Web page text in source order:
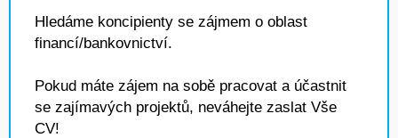
Hledáme koncipienty se zájmem o oblast
financí/bankovnictví.
Pokud máte zájem na sobě pracovat a účastnit
se zajímavých projektů, neváhejte zaslat Vše
CV!